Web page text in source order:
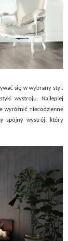
się w wybrany styl.
wystroju. Najlepiej
wyróżnić niecodzienne
spójny wystrój, który